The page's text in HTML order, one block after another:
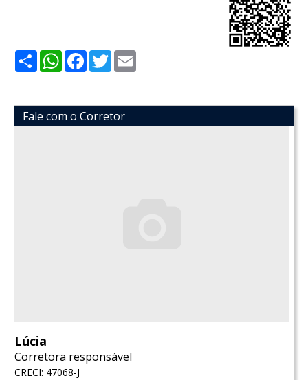
ShareWhatsApp
Facebook
Twitter
Fale com o Corretor
Lúcia
Corretora responsável
CRECI: 47068-J